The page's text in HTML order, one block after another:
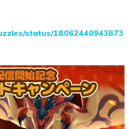
status/18062440943873